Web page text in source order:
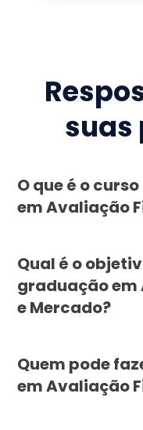
suas
O que é o
em Avaliação
Qual é o
graduação em
e Mercado?
Quem pode
em Avaliação